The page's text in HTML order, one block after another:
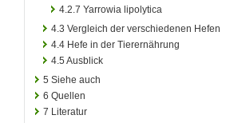
4.2.7 Yarrowia lipolytica
4.3 Vergleich der verschiedenen Hefen
4.4 Hefe in der Tierernährung
4.5 Ausblick
5 Siehe auch
6 Quellen
7 Literatur